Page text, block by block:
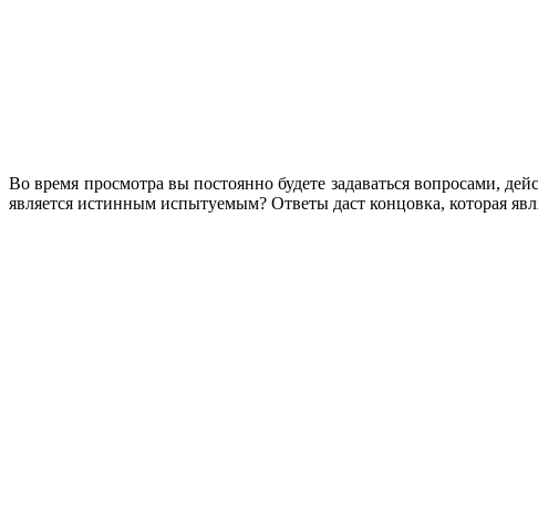
Во время просмотра вы постоянно будете задаваться вопросами,
является истинным испытуемым? Ответы даст концовка, которая